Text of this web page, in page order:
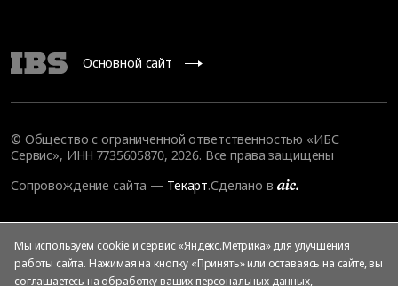
Основной сайт
© Общество с ограниченной ответственностью «ИБС
Сервис», ИНН 7735605870, 2026. Все права защищены
Сопровождение сайта — Текарт.Сделано в
Мы используем cookie и сервис «Яндекс.Метрика» для улучшения
работы сайта. Нажимая на кнопку «Принять» или оставаясь на сайте, вы
соглашаетесь на обработку ваших персональных данных,